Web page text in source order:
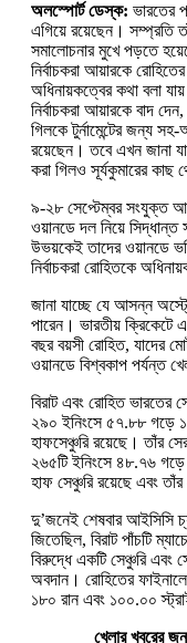
অলস্পোর্ট ডেস্ক: ভারতের
এগিয়ে রয়েছেন। সম্প্রতি
সমালোচনার মুখে পড়তে
নির্বাচকরা আয়ারকে
অধিনায়কত্বের কথা বলা
নির্বাচকরা আয়ারকে বাদ
গিলকে টুর্নামেন্টের জন্য
রয়েছেন। তবে এখন জানা
করা গিলও সূর্যকুমারের কাছ
৯-২৮ সেপ্টেম্বর সংযুক্ত
ওয়ানডে দল নিয়ে
উভয়কেই তাদের ওয়ানডে
নির্বাচকরা রোহিতকে
জানা যাচ্ছে যে আসন্ন
পারেন। ভারতীয়
বছর বয়সী রোহিত, যাদের
ওয়ানডে বিশ্বকাপ পর্যন্ত
বিরাট এবং রোহিত ভারতের
২৯০ ইনিংসে ৫৭.৮৮ গড়ে
হাফসেঞ্চুরি রয়েছে। তাঁর
২৬৫টি ইনিংসে ৪৮.৭৬ গড়ে
হাফ সেঞ্চুরি রয়েছে এবং
দু’জনেই শেষবার আইসিসি
জিতেছিল, বিরাট পাঁচটি
বিরুদ্ধে একটি সেঞ্চুরি এবং
অবদান। রোহিতের
১৮০ রান এবং ১০০.০০
খেলার খবরের